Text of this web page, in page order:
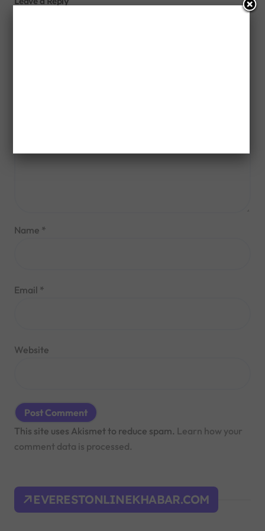
Name *
Email *
Website
This site uses Akismet to reduce spam. Learn how your
comment data is processed.
EVERESTONLINEKHABAR.COM